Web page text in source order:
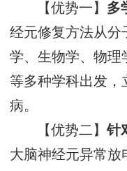
【优势一】 多
经元修复方法从分
学、生物学、物理
等多种学科出发，
病。
【优势二】针
大脑神经元异常放